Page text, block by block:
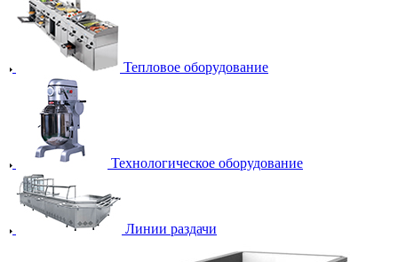
Тепловое оборудование
Технологическое оборудование
Линии раздачи